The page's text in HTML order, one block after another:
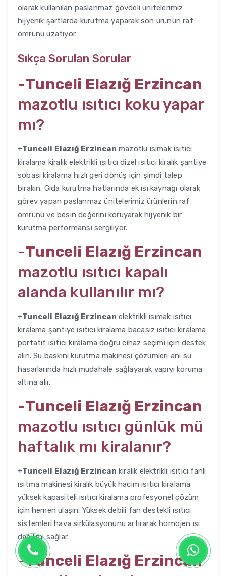
olarak kullanılan paslanmaz gövdeli ünitelerimiz
hijyenik şartlarda kurutma yaparak son ürünün raf
ömrünü uzatıyor.
Sıkça Sorulan Sorular
-Tunceli Elazığ Erzincan
mazotlu ısıtıcı koku yapar
mı?
+Tunceli Elazığ Erzincan mazotlu ısımak ısıtıcı
kiralama kiralık elektrikli ısıtıcı dizel ısıtıcı kiralık şantiye
sobası kiralama hızlı geri dönüş için şimdi talep
bırakın. Gıda kurutma hatlarında ek ısı kaynağı olarak
görev yapan paslanmaz ünitelerimiz ürünlerin raf
ömrünü ve besin değerini koruyarak hijyenik bir
kurutma performansı sergiliyor.
-Tunceli Elazığ Erzincan
mazotlu ısıtıcı kapalı
alanda kullanılır mı?
+Tunceli Elazığ Erzincan elektrikli ısımak ısıtıcı
kiralama şantiye ısıtıcı kiralama bacasız ısıtıcı kiralama
portatif ısıtıcı kiralama doğru cihaz seçimi için destek
alın. Su baskını kurutma makinesi çözümleri ani su
hasarlarında hızlı müdahale sağlayarak yapıyı koruma
altına alır.
-Tunceli Elazığ Erzincan
mazotlu ısıtıcı günlük mü
haftalık mı kiralanır?
+Tunceli Elazığ Erzincan kiralık elektrikli ısıtıcı fanlı
ısıtma makinesi kiralık büyük hacim ısıtıcı kiralama
yüksek kapasiteli ısıtıcı kiralama profesyonel çözüm
için hemen ulaşın. Yüksek debili fan destekli ısıtıcı
sistemleri hava sirkülasyonunu artırarak homojen ısı
dağılımı sağlar.
-Tunceli Elazığ Erzincan